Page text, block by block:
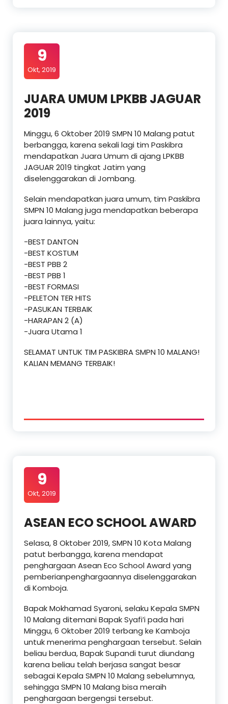
9
Okt, 2019
JUARA UMUM LPKBB JAGUAR
2019
Minggu, 6 Oktober 2019 SMPN 10 Malang patut
berbangga, karena sekali lagi tim Paskibra
mendapatkan Juara Umum di ajang LPKBB
JAGUAR 2019 tingkat Jatim yang
diselenggarakan di Jombang.
Selain mendapatkan juara umum, tim Paskibra
SMPN 10 Malang juga mendapatkan beberapa
juara lainnya, yaitu:
-BEST DANTON
-BEST KOSTUM
-BEST PBB 2
-BEST PBB 1
-BEST FORMASI
-PELETON TER HITS
-PASUKAN TERBAIK
-HARAPAN 2 (A)
-Juara Utama 1
SELAMAT UNTUK TIM PASKIBRA SMPN 10 MALANG!
KALIAN MEMANG TERBAIK!
9
Okt, 2019
ASEAN ECO SCHOOL AWARD
Selasa, 8 Oktober 2019, SMPN 10 Kota Malang
patut berbangga, karena mendapat
penghargaan Asean Eco School Award yang
pemberianpenghargaannya diselenggarakan
di Komboja.
Bapak Mokhamad Syaroni, selaku Kepala SMPN
10 Malang ditemani Bapak Syafi’i pada hari
Minggu, 6 Oktober 2019 terbang ke Kamboja
untuk menerima penghargaan tersebut. Selain
beliau berdua, Bapak Supandi turut diundang
karena beliau telah berjasa sangat besar
sebagai Kepala SMPN 10 Malang sebelumnya,
sehingga SMPN 10 Malang bisa meraih
penghargaan bergengsi tersebut.